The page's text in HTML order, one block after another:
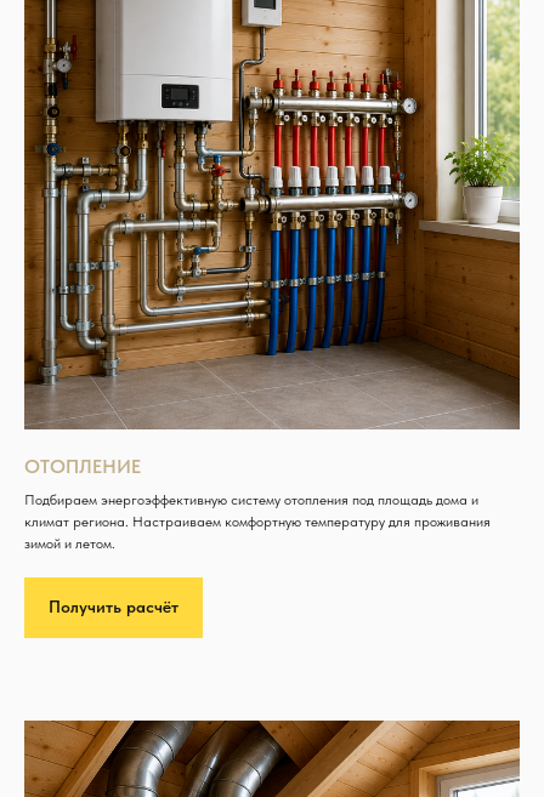
ОТОПЛЕНИЕ
Подбираем энергоэффективную систему отопления под площадь дома и
климат региона. Настраиваем комфортную температуру для проживания
зимой и летом.
Получить расчёт